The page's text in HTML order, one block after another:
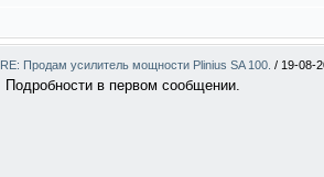
RE: Продам усилитель мощности Plinius SA 100. / 19-08-
Подробности в первом сообщении.